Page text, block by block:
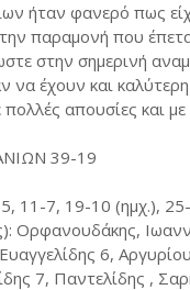
ήταν φανερό πως
παραμονή που
στην σημερινή
να έχουν και
απουσίες και με
39-19
11-7, 19-10 (ημχ.),
Ορφανουδάκης,
6,
7, Παντελίδης ,